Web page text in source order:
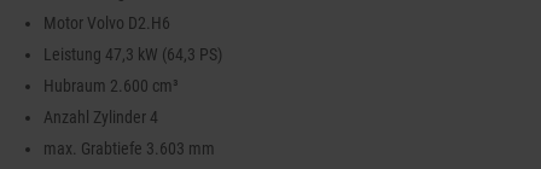
Motor Volvo D2.H6
Leistung 47,3 kW (64,3 PS)
Hubraum 2.600 cm³
Anzahl Zylinder 4
max. Grabtiefe 3.603 mm